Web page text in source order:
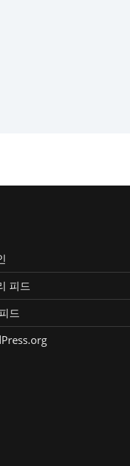
피드
드